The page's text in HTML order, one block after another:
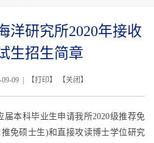
洋研究所2020年接收
生招生简章
09-09 | 【打印】 【关闭 】
届本科毕业生申请我所2020级推荐免
:推免硕士生)和直接攻读博士学位研究